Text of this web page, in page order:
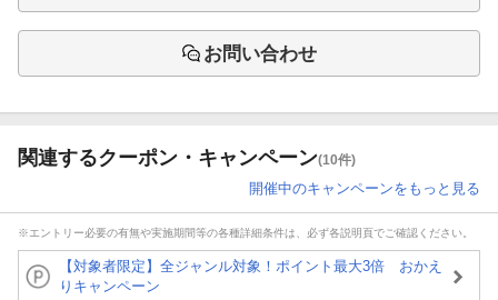
お問い合わせ
関連するクーポン・キャンペーン(10件)
開催中のキャンペーンをもっと見る
※エントリー必要の有無や実施期間等の各種詳細条件は、必ず各説明頁でご確認ください。
【対象者限定】全ジャンル対象！ポイント最大3倍 おかえ
りキャンペーン